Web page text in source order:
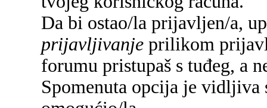
Da bi ostao/la prijavljen/a,
prijavljivanje prilikom
forumu pristupaš s tuđeg, a
Spomenuta opcija je